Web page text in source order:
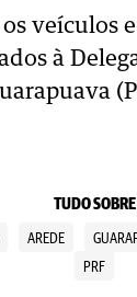
os veículos
à
TUDO SOBRE
AREDE
PRF